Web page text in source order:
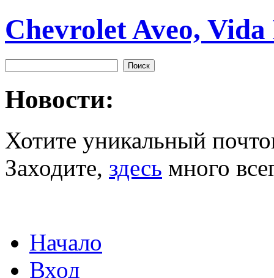
Chevrolet Aveo,
Новости:
Хотите уникальный
Заходите, здесь много
Начало
Вход